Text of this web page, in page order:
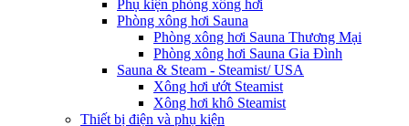
Phụ kiện phòng xông hơi
Phòng xông hơi Sauna
Phòng xông hơi Sauna Thương Mại
Phòng xông hơi Sauna Gia Đình
Sauna & Steam - Steamist/ USA
Xông hơi ướt Steamist
Xông hơi khô Steamist
Thiết bị điện và phụ kiện